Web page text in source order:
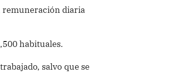
remuneración diaria
habituales.
salvo que se